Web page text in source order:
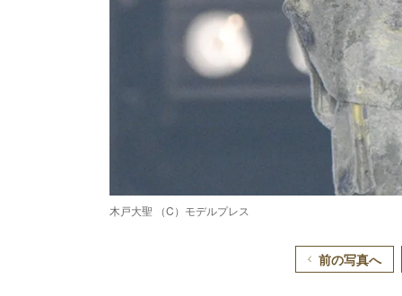
木戸大聖 （C）モデルプレス
前の写真へ